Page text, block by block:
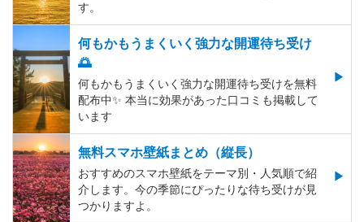
す。
何もかもうまくいく強力な開運待ち受け
🌅
何もかもうまくいく強力な開運待ち受けを無料
配布中✨️ 本当に効果があった口コミも掲載して
います
無料スマホ壁紙まとめ（縦長）
おすすめのスマホ壁紙をテーマ別・人気順で紹
介します。今の季節にぴったりな待ち受けが見
つかりますよ。